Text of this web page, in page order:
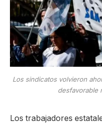
Los sindicatos volvieron
desfavorable
Los trabajadores